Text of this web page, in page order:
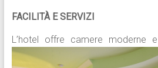
FACILITÀ E SERVIZI
L’hotel offre camere moderne